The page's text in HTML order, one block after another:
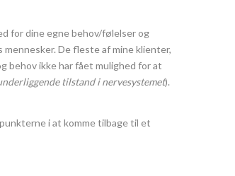
for dine egne behov/følelser og
De fleste af mine klienter,
behov ikke har fået mulighed for at
tilstand i nervesystemet).
i at komme tilbage til et